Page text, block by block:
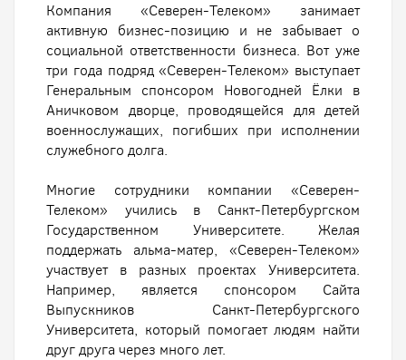
Компания «Северен-Телеком» занимает
активную бизнес-позицию и не забывает о
социальной ответственности бизнеса. Вот уже
три года подряд «Северен-Телеком» выступает
Генеральным спонсором Новогодней Ёлки в
Аничковом дворце, проводящейся для детей
военнослужащих, погибших при исполнении
служебного долга.
Многие сотрудники компании «Северен-
Телеком» учились в Санкт-Петербургском
Государственном Университете. Желая
поддержать альма-матер, «Северен-Телеком»
участвует в разных проектах Университета.
Например, является спонсором Сайта
Выпускников Санкт-Петербургского
Университета, который помогает людям найти
друг друга через много лет.